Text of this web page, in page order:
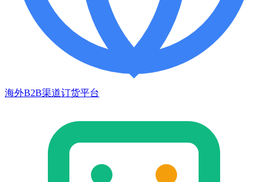
海外B2B渠道订货平台